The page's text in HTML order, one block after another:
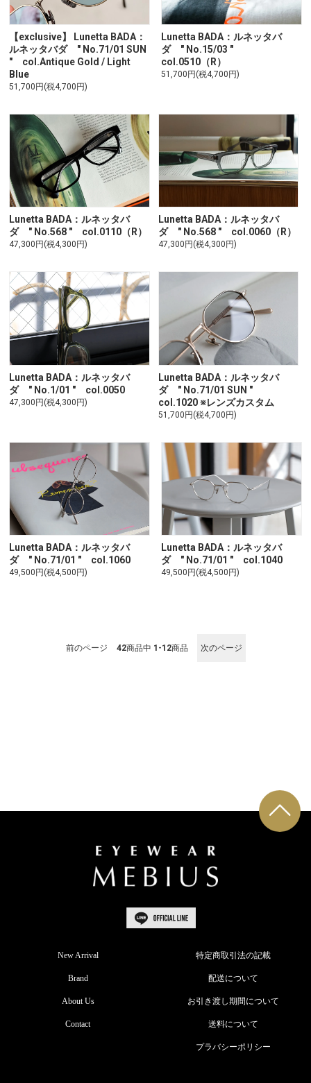
【exclusive】 Lunetta BADA：
ルネッタバダ " No.71/01 SUN
" col.Antique Gold / Light
Blue
51,700円(税4,700円)
Lunetta BADA：ルネッタバ
ダ " No.15/03 "
col.0510（R）
51,700円(税4,700円)
Lunetta BADA：ルネッタバ
ダ " No.568 " col.0110（R）
47,300円(税4,300円)
Lunetta BADA：ルネッタバ
ダ " No.568 " col.0060（R）
47,300円(税4,300円)
Lunetta BADA：ルネッタバ
ダ " No.1/01 " col.0050
47,300円(税4,300円)
Lunetta BADA：ルネッタバ
ダ " No.71/01 SUN "
col.1020 ※レンズカスタム
51,700円(税4,700円)
Lunetta BADA：ルネッタバ
ダ " No.71/01 " col.1060
49,500円(税4,500円)
Lunetta BADA：ルネッタバ
ダ " No.71/01 " col.1040
49,500円(税4,500円)
前のページ 42商品中 1-12商品 次のページ
New Arrival
Brand
About Us
Contact
特定商取引法の記載
配送について
お引き渡し期間について
送料について
プラバシーポリシー